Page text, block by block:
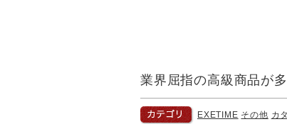
業界屈指の高級商品が
EXETIME その他 カ